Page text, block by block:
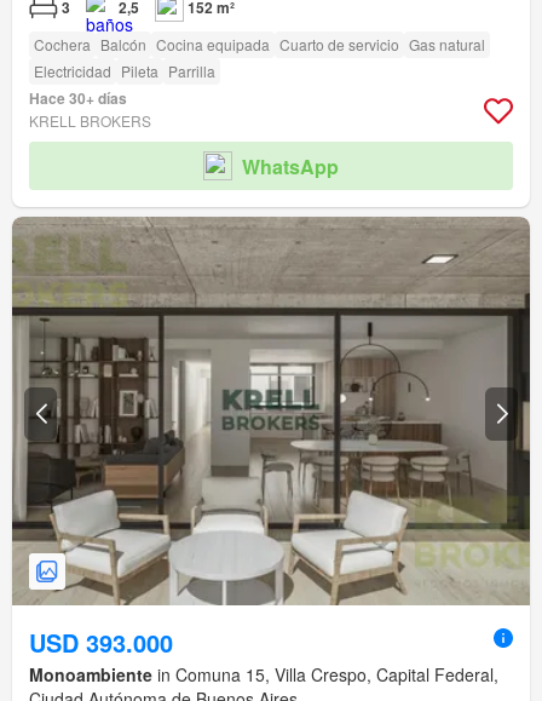
3 2,5 152 m²
Cochera Balcón Cocina equipada Cuarto de servicio Gas natural
Electricidad Pileta Parrilla
Hace 30+ días
KRELL BROKERS
WhatsApp
USD 393.000
Monoambiente in Comuna 15, Villa Crespo, Capital Federal,